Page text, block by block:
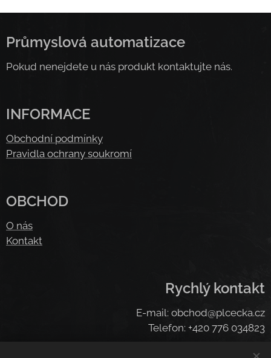
Průmyslová automatizace
Pokud nenejdete u nás produkt kontaktujte nás.
INFORMACE
Obchodní podmínky
Pravidla ochrany soukromí
OBCHOD
O nás
Kontakt
Rychlý kontakt
E-mail: obchod@plcecka.cz
Telefon: +420 776 034823